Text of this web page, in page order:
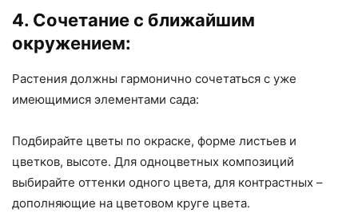
4. Сочетание с ближайшим
окружением:
Растения должны гармонично сочетаться с уже
имеющимися элементами сада:
Подбирайте цветы по окраске, форме листьев и
цветков, высоте. Для одноцветных композиций
выбирайте оттенки одного цвета, для контрастных –
дополняющие на цветовом круге цвета.